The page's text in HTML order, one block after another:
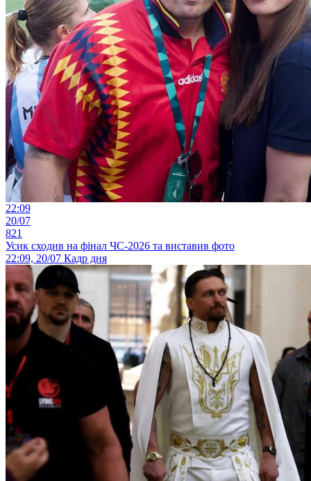
22:09
20/07
821
Усик сходив на фінал ЧС-2026 та виставив фото
22:09, 20/07 Кадр дня